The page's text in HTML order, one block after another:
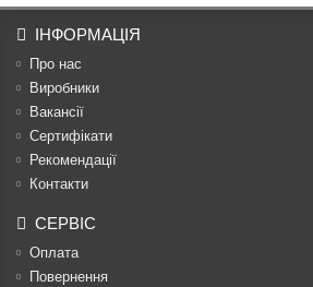
ІНФОРМАЦІЯ
Про нас
Виробники
Вакансії
Сертифікати
Рекомендації
Контакти
СЕРВІС
Оплата
Повернення